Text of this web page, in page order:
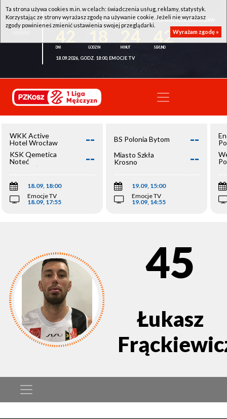
WKK ACTIVE HOTEL WROCŁAW - KSK QEMETICA NOTEĆ INOWROCŁAW
42
18.09.2026, GODZ. 18:00, EMOCJE TV
WKK Active
Hotel Wrocław
--
KSK Qemetica
Noteć
Inowrocław
--
18.09, 18:00
Emocje TV
18.09, 17:55
BS Polonia Bytom --
Miasto Szkła
Krosno
--
19.09, 15:00
Emocje TV
19.09, 14:55
45
Łukasz
Ta strona używa cookies m.in. w celach: świadczenia usług, reklamy, statystyk.
Korzystając ze strony wyrażasz zgodę na używanie cookie. Jeżeli nie wyrażasz
zgody powinieneś zmienić ustawienia swojej przeglądarki.
Wyrażam zgodę »